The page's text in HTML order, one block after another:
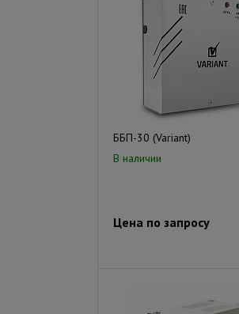
ББП-30 (Variant)
В наличии
Цена по запросу